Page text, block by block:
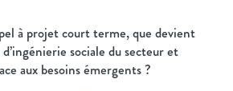
à projet court terme, que devient
sociale du secteur et
aux besoins émergents ?